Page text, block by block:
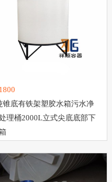
锥底有铁架塑胶水箱污水净
理桶2000L立式尖底底部下